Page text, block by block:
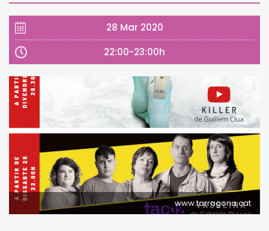
28 Mar 2020
22:00-23:00h
www.tarragona.cat